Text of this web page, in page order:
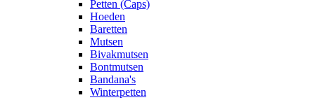
Petten (Caps)
Hoeden
Baretten
Mutsen
Bivakmutsen
Bontmutsen
Bandana's
Winterpetten